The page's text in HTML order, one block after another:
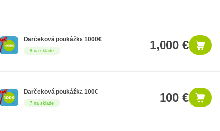
8 na sklade
Darčeková poukážka 1000€ 1,000 €
7 na sklade
Darčeková poukážka 100€ 100 €